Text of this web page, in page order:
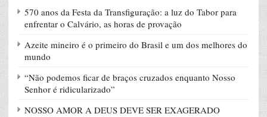
570 anos da Festa da Transfiguração: a luz do Tabor para
enfrentar o Calvário, as horas de provação
Azeite mineiro é o primeiro do Brasil e um dos melhores do
mundo
“Não podemos ficar de braços cruzados enquanto Nosso
Senhor é ridicularizado”
NOSSO AMOR A DEUS DEVE SER EXAGERADO